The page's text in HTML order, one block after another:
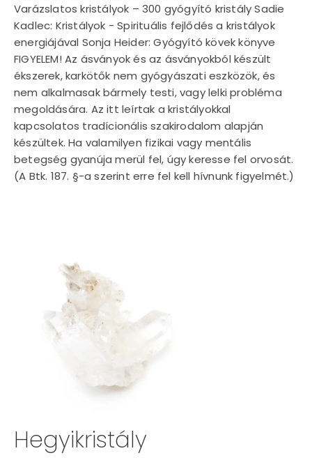
Varázslatos kristályok – 300 gyógyító kristály Sadie
Kadlec: Kristályok - Spirituális fejlődés a kristályok
energiájával Sonja Heider: Gyógyító kövek könyve
FIGYELEM! Az ásványok és az ásványokból készült
ékszerek, karkötők nem gyógyászati eszközök, és
nem alkalmasak bármely testi, vagy lelki probléma
megoldására. Az itt leírtak a kristályokkal
kapcsolatos tradícionális szakirodalom alapján
készültek. Ha valamilyen fizikai vagy mentális
betegség gyanúja merül fel, úgy keresse fel orvosát.
(A Btk. 187. §-a szerint erre fel kell hívnunk figyelmét.)
Hegyikristály